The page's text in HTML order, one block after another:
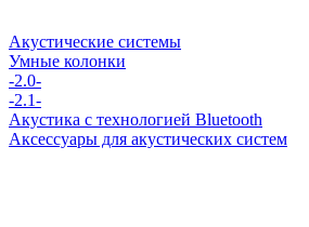
Акустические системы
Умные колонки
-2.0-
-2.1-
Акустика с технологией Bluetooth
Аксессуары для акустических систем